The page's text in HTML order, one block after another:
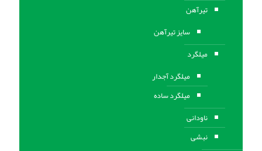
تیرآهن
سایز تیرآهن
میلگرد
میلگرد آجدار
میلگرد ساده
ناودانی
نبشی